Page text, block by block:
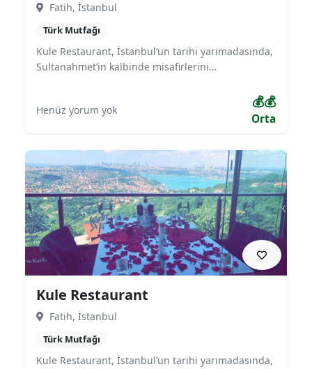
Fatih, İstanbul
Türk Mutfağı
Kule Restaurant, İstanbul’un tarihi yarımadasında,
Sultanahmet’in kalbinde misafirlerini
ve dünya mutfağından özenle seçilmiş lezzetleri
sunan mekan, tarihi dokusu ve şehrin büyüleyici
özel davetler için ideal bir mekandır.
Henüz yorum yok 💰💰
Orta
Kule Restaurant
Fatih, İstanbul
Türk Mutfağı
Kule Restaurant, İstanbul’un tarihi yarımadasında,